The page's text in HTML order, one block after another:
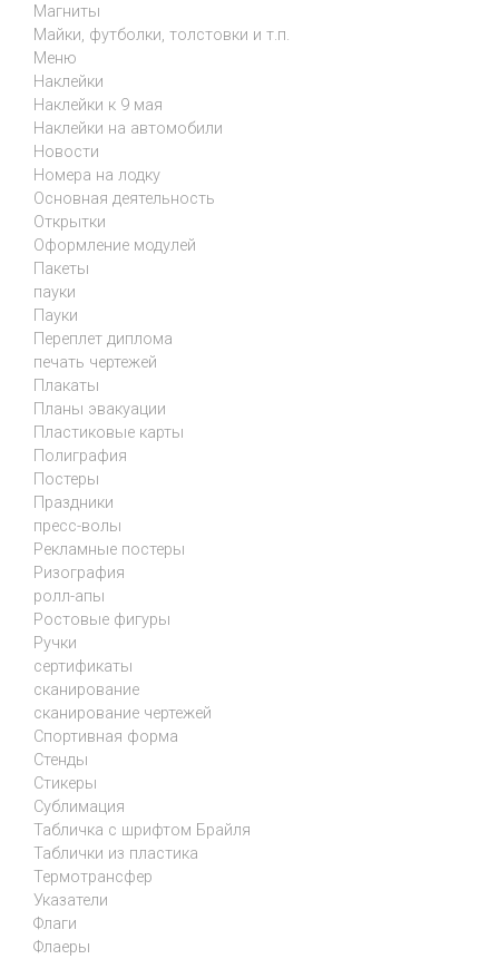
Магниты
Майки, футболки, толстовки и т.п.
Меню
Наклейки
Наклейки к 9 мая
Наклейки на автомобили
Новости
Номера на лодку
Основная деятельность
Открытки
Оформление модулей
Пакеты
пауки
Пауки
Переплет диплома
печать чертежей
Плакаты
Планы эвакуации
Пластиковые карты
Полиграфия
Постеры
Праздники
пресс-волы
Рекламные постеры
Ризография
ролл-апы
Ростовые фигуры
Ручки
сертификаты
сканирование
сканирование чертежей
Спортивная форма
Стенды
Стикеры
Сублимация
Табличка с шрифтом Брайля
Таблички из пластика
Термотрансфер
Указатели
Флаги
Флаеры